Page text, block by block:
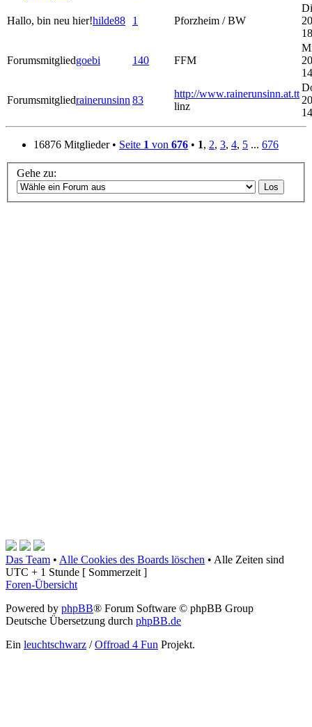
Hallo, bin neu hier!hilde88 1 Pforzheim / BW
Forumsmitgliedgoebi 140 FFM
Forumsmitgliedrainerunsinn 83
http://www.rainerunsinn.at.tt
linz
16876 Mitglieder • Seite 1 von 676 • 1, 2, 3, 4, 5 ... 676
Gehe zu:
Das Team • Alle Cookies des Boards löschen • Alle Zeiten sind
UTC + 1 Stunde [ Sommerzeit ]
Foren-Übersicht
Powered by phpBB® Forum Software © phpBB Group
Deutsche Übersetzung durch phpBB.de
Ein leuchtschwarz /Offroad 4 Fun Projekt.